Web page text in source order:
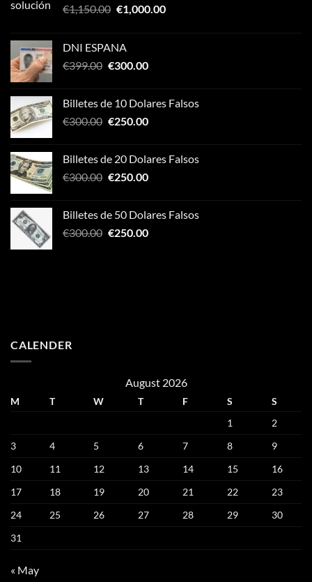
€1,150.00 Original
€1,150.00.
€1,000.00Current
DNI ESPANA
€399.00 Original
€399.00.
€300.00Current
€300.00.
Billetes de 10 Dolares Falsos
€300.00 Original
€300.00.
€250.00Current
€250.00.
Billetes de 20 Dolares Falsos
€300.00 Original
€300.00.
€250.00Current
€250.00.
Billetes de 50 Dolares Falsos
€300.00 Original
€250.00Current
CALENDER
August 2026
M T W T F S
S
1
2
3
4 5 6 7 8
9
10
11 12 13 14 15
16
17
18 19 20 21 22
23
24
25 26 27 28 29
30
31
« May